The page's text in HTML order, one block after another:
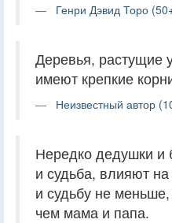
Генри Дэвид Торо
Деревья, растущие
имеют крепкие
Неизвестный автор
Нередко дедушки и
и судьба, влияют
и судьбу не
чем мама и папа.